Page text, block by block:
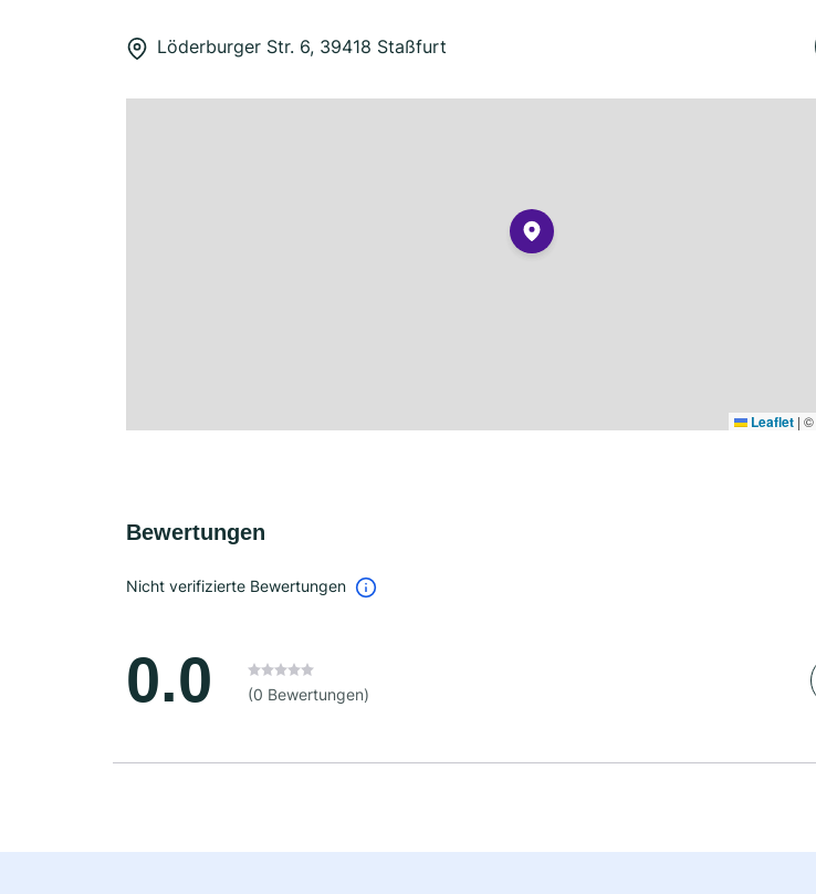
Löderburger Str. 6, 39418 Staßfurt
Leaflet | ©
Bewertungen
Nicht verifizierte Bewertungen
0.0 (0 Bewertungen)